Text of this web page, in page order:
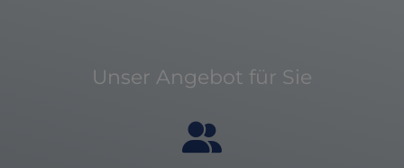
Unser Angebot für Sie